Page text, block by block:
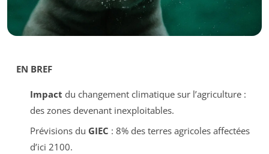
EN BREF
Impact du changement climatique sur l’agriculture :
des zones devenant inexploitables.
Prévisions du GIEC : 8% des terres agricoles affectées
d’ici 2100.